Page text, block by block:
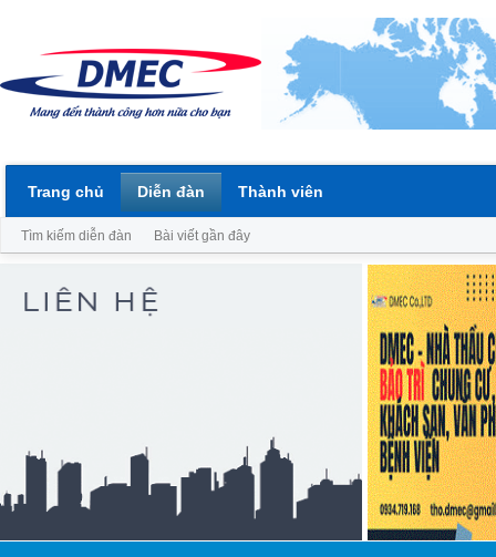
Trang chủ Diễn đàn
Tìm kiếm diễn đàn Bài viết gần đây
Thành viên